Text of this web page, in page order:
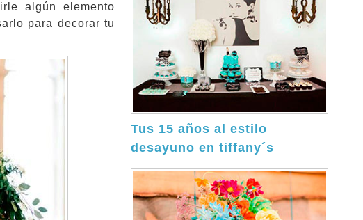
algún elemento
para decorar tu
Tus 15 años al estilo
desayuno en tiffany´s